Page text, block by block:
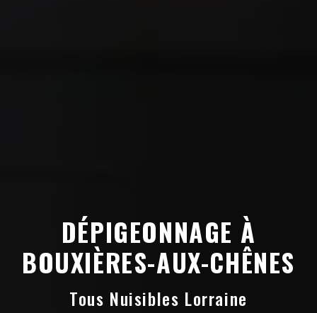
DÉPIGEONNAGE À
BOUXIÈRES-AUX-CHÊNES
Tous Nuisibles Lorraine